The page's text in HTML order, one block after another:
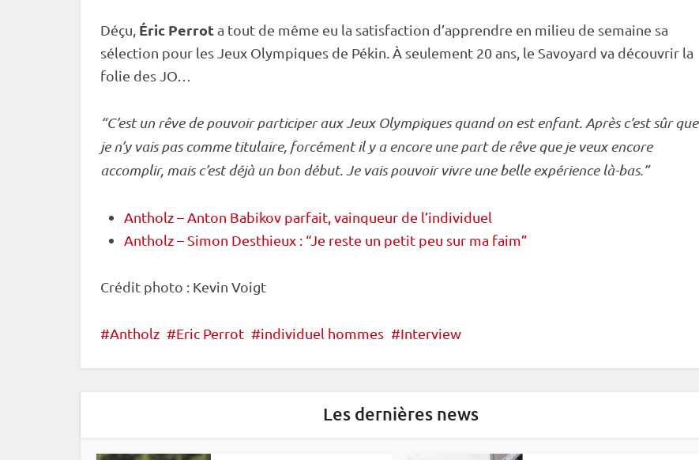
Déçu, Éric Perrota tout de même eu la satisfaction d’apprendre en milieu de semaine sa
sélection pour les Jeux Olympiques de Pékin. À seulement 20 ans, le Savoyard va découvrir la
folie des JO…
“C’est un rêve de pouvoir participer auxJeux Olympiquesquand on est enfant. Après c’est sûr que
je n’y vais pas comme titulaire, forcément il y a encore une part de rêve que je veux encore
accomplir, mais c’est déjà un bon début. Je vais pouvoir vivre une belle expérience là-bas.”
Antholz – Anton Babikov parfait, vainqueur de l’individuel
Antholz – Simon Desthieux : “Je reste un petit peu sur ma faim”
Crédit photo : Kevin Voigt
Antholz Eric Perrot individuel hommes Interview
Les dernières news